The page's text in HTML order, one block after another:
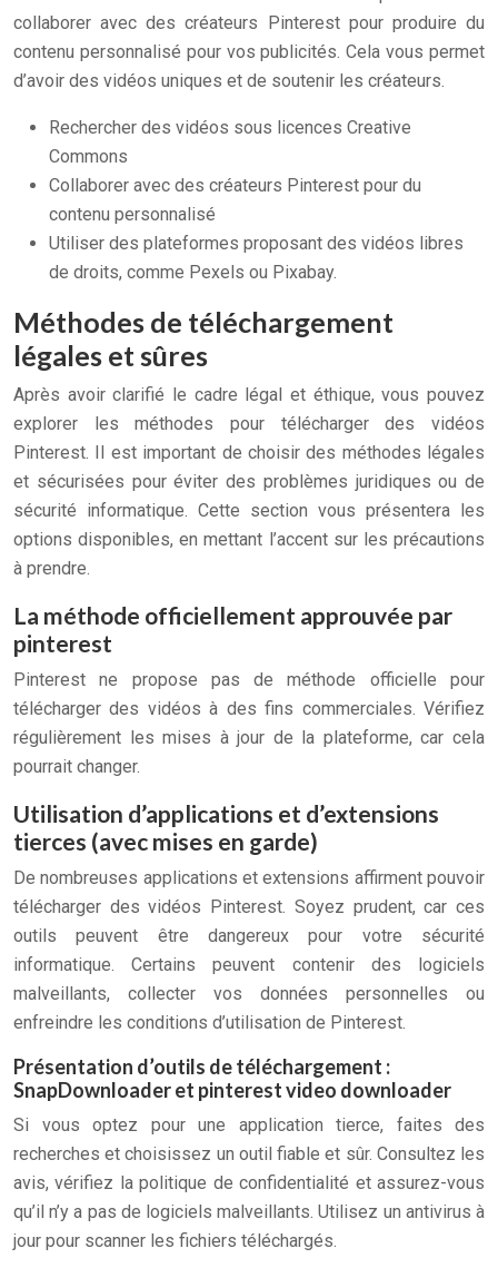
collaborer avec des créateurs Pinterest pour produire du
contenu personnalisé pour vos publicités. Cela vous permet
d’avoir des vidéos uniques et de soutenir les créateurs.
Rechercher des vidéos sous licences Creative
Commons
Collaborer avec des créateurs Pinterest pour du
contenu personnalisé
Utiliser des plateformes proposant des vidéos libres
de droits, comme Pexels ou Pixabay.
Méthodes de téléchargement
légales et sûres
Après avoir clarifié le cadre légal et éthique, vous pouvez
explorer les méthodes pour télécharger des vidéos
Pinterest. Il est important de choisir des méthodes légales
et sécurisées pour éviter des problèmes juridiques ou de
sécurité informatique. Cette section vous présentera les
options disponibles, en mettant l’accent sur les précautions
à prendre.
La méthode officiellement approuvée par
pinterest
Pinterest ne propose pas de méthode officielle pour
télécharger des vidéos à des fins commerciales. Vérifiez
régulièrement les mises à jour de la plateforme, car cela
pourrait changer.
Utilisation d’applications et d’extensions
tierces (avec mises en garde)
De nombreuses applications et extensions affirment pouvoir
télécharger des vidéos Pinterest. Soyez prudent, car ces
outils peuvent être dangereux pour votre sécurité
informatique. Certains peuvent contenir des logiciels
malveillants, collecter vos données personnelles ou
enfreindre les conditions d’utilisation de Pinterest.
Présentation d’outils de téléchargement :
SnapDownloader et pinterest video downloader
Si vous optez pour une application tierce, faites des
recherches et choisissez un outil fiable et sûr. Consultez les
avis, vérifiez la politique de confidentialité et assurez-vous
qu’il n’y a pas de logiciels malveillants. Utilisez un antivirus à
jour pour scanner les fichiers téléchargés.